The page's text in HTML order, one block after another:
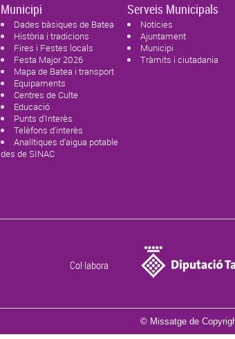
Municipi
Dades bàsiques de Batea
Història i tradicions
Fires i Festes locals
Festa Major 2026
Mapa de Batea i transport
Equipaments
Centres de Culte
Educació
Punts d'Interès
Telèfons d'interès
Analítiques d'aigua potable
des de SINAC
Serveis Municipals
Notícies
Ajuntament
Municipi
Tràmits i ciutadania
Col·labora
© Missatge de